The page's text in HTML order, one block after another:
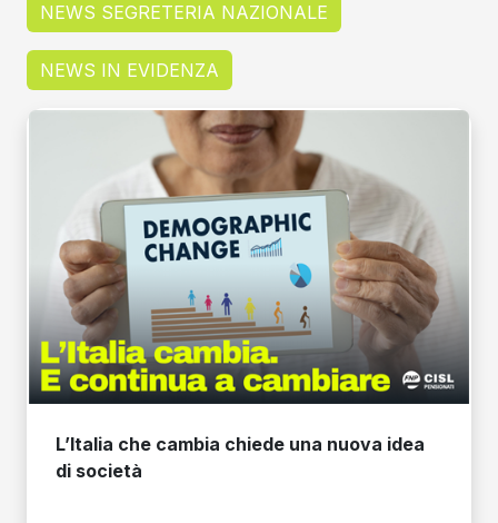
L’Italia che cambia chiede una nuova idea
di società
NEWS SEGRETERIA NAZIONALE
NEWS IN EVIDENZA